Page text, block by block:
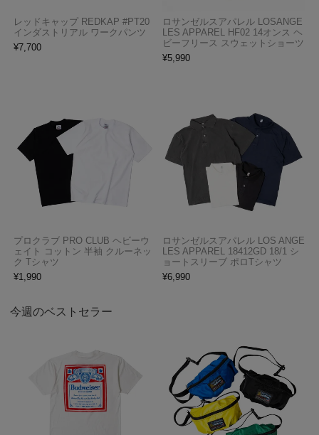
レッドキャップ REDKAP #PT20
インダストリアル ワークパンツ
¥7,700
ロサンゼルスアパレル LOSANGE
LES APPAREL HF02 14オンス ヘ
ビーフリース スウェットショーツ
¥5,990
プロクラブ PRO CLUB ヘビーウ
ェイト コットン 半袖 クルーネッ
ク Tシャツ
¥1,990
ロサンゼルスアパレル LOS ANGE
LES APPAREL 18412GD 18/1 シ
ョートスリーブ ポロTシャツ
¥6,990
今週のベストセラー